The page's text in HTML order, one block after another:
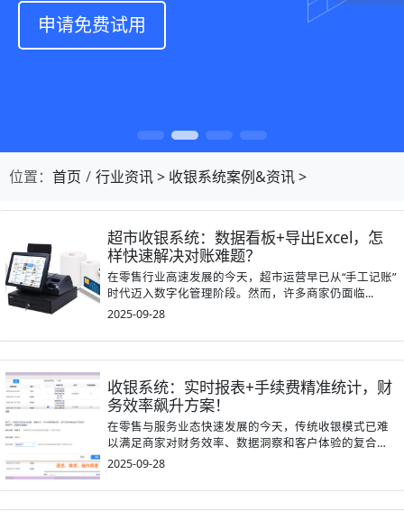
申请免费试用
申请免费试用
申请免费试用
申请免费试用
位置： 首页 行业资讯> 收银系统案例&资讯>
主要内容
超市收银系统：数据看板+导出Excel，怎
样快速解决对账难题？
在零售行业高速发展的今天，超市运营早已从“手工记账”
时代迈入数字化管理阶段。然而，许多商家仍面临...
2025-09-28
收银系统：实时报表+手续费精准统计，财
务效率飙升方案！
在零售与服务业态快速发展的今天，传统收银模式已难
以满足商家对财务效率、数据洞察和客户体验的复合
需...
2025-09-28